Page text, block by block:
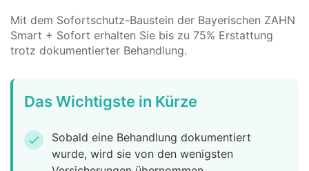
Mit dem Sofortschutz-Baustein der Bayerischen ZAHN
Smart + Sofort erhalten Sie bis zu 75% Erstattung
trotz dokumentierter Behandlung.
Das Wichtigste in Kürze
check
Sobald eine Behandlung dokumentiert
wurde, wird sie von den wenigsten